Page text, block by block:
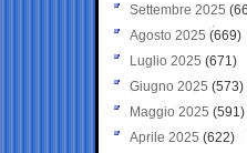
Settembre 2025
Agosto 2025 (669)
Luglio 2025 (671)
Giugno 2025 (573)
Maggio 2025 (591)
Aprile 2025 (622)